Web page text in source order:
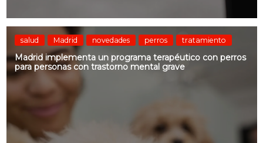
salud Madrid novedades perros tratamiento
Madrid implementa un programa terapéutico con perros
para personas con trastorno mental grave